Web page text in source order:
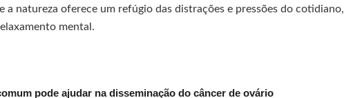
a natureza oferece um refúgio das distrações e pressões do cotidiano,
mental.
pode ajudar na disseminação do câncer de ovário